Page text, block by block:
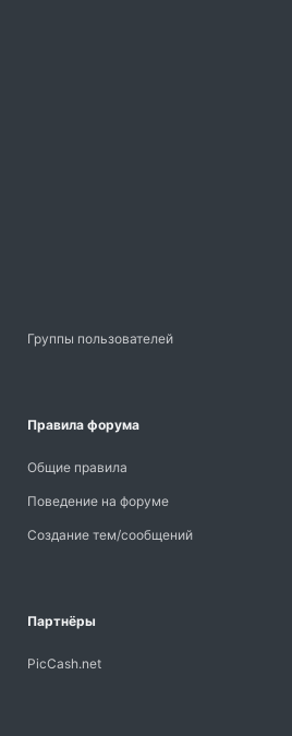
Группы пользователей
Правила форума
Общие правила
Поведение на форуме
Создание тем/сообщений
Партнёры
PicCash.net